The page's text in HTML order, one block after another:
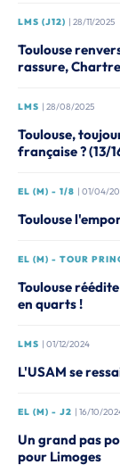
LMS (J12) | 28/11/2025
Toulouse
rassure,
LMS | 28/08/2025
Toulouse,
française ? (13/
EL (M) - 1/8 | 01/04/
Toulouse
EL (M) - TOUR
Toulouse
en quarts !
LMS | 01/12/2024
L'USAM se
EL (M) - J2 | 16/10/
Un grand pas
pour Limoges